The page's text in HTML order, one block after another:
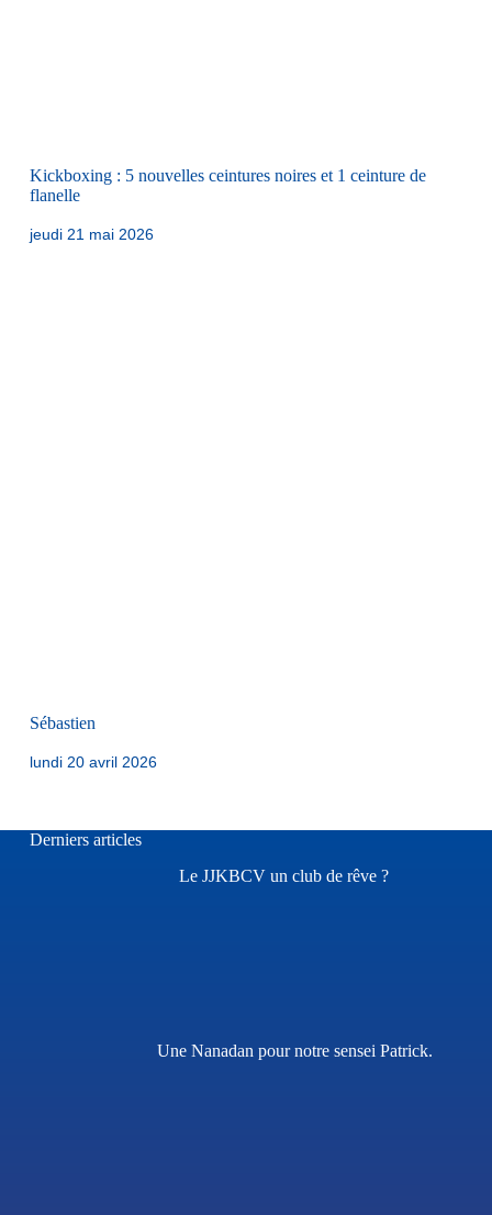
Kickboxing : 5 nouvelles ceintures noires et 1 ceinture de
flanelle
jeudi 21 mai 2026
Sébastien
lundi 20 avril 2026
Derniers articles
Le JJKBCV un club de rêve ?
Une Nanadan pour notre sensei Patrick.